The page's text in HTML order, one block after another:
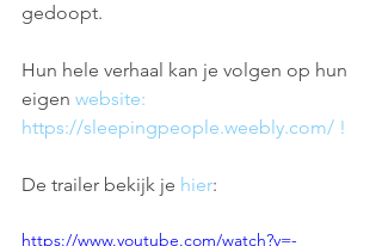
gedoopt.
Hun hele verhaal kan je volgen op hun
eigen website:
https://sleepingpeople.weebly.com/ !
De trailer bekijk je hier:
https://www.youtube.com/watch?v=-